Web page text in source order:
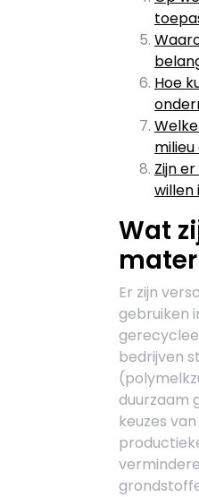
Hoe
Zijn
willen
Wat
Er zijn
gebruiken
bedrijven
duurzaam
keuzes